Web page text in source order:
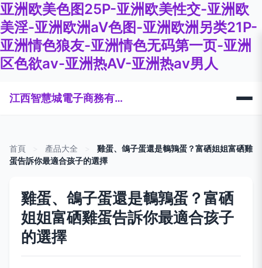
亚洲欧美色图25P-亚洲欧美性交-亚洲欧
美淫-亚洲欧洲aV色图-亚洲欧洲另类21P-
亚洲情色狼友-亚洲情色无码第一页-亚洲
区色欲av-亚洲热AV-亚洲热av男人
江西智慧城電子商務有限公司
首頁 產品大全
雞蛋、鴿子蛋還是鵪鶉蛋？富硒姐姐富硒雞
蛋告訴你最適合孩子的選擇
雞蛋、鴿子蛋還是鵪鶉蛋？富硒
姐姐富硒雞蛋告訴你最適合孩子
的選擇